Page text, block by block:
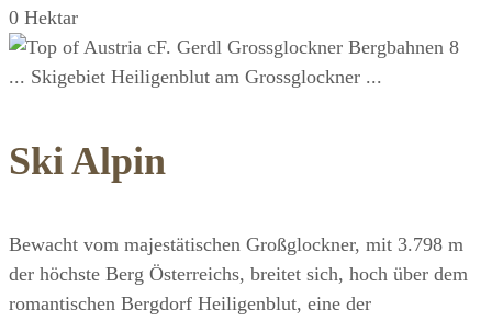
0 Hektar
... Skigebiet Heiligenblut am Grossglockner ...
Ski Alpin
Bewacht vom majestätischen Großglockner, mit 3.798 m
der höchste Berg Österreichs, breitet sich, hoch über dem
romantischen Bergdorf Heiligenblut, eine der